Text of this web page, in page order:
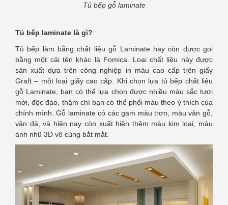
Tủ bếp gỗ laminate
Tủ bếp laminate là gì?
Tủ bếp làm bằng chất liệu gỗ Laminate hay còn được gọi
bằng một cái tên khác là Fomica. Loại chất liệu này được
sản xuất dựa trên công nghiệp in màu cao cấp trên giấy
Graft – một loại giấy cao cấp. Khi chọn lựa tủ bếp chất liệu
gỗ Laminate, bạn có thể lựa chọn được nhiều màu sắc tươi
mới, độc đáo, thậm chí bạn có thể phối màu theo ý thích của
chính mình. Gỗ laminate có các gam màu trơn, màu vân gỗ,
vân đá, và hiện nay còn xuất hiện thêm màu kim loại, màu
ánh nhũ 3D vô cùng bắt mắt.